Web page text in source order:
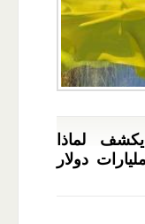
لماذا
موسكو على دفع 3 مليارات دولار